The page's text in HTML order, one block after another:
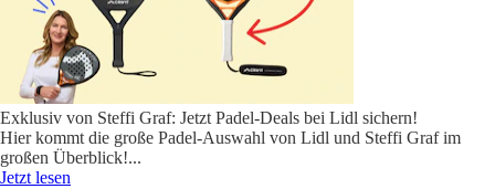
Exklusiv von Steffi Graf: Jetzt Padel-Deals bei Lidl sichern!
Hier kommt die große Padel-Auswahl von Lidl und Steffi Graf im
großen Überblick!...
Jetzt lesen